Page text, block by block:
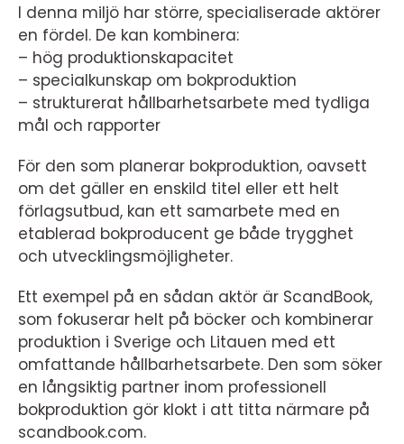
I denna miljö har större, specialiserade aktörer
en fördel. De kan kombinera:
– hög produktionskapacitet
– specialkunskap om bokproduktion
– strukturerat hållbarhetsarbete med tydliga
mål och rapporter
För den som planerar bokproduktion, oavsett
om det gäller en enskild titel eller ett helt
förlagsutbud, kan ett samarbete med en
etablerad bokproducent ge både trygghet
och utvecklingsmöjligheter.
Ett exempel på en sådan aktör är ScandBook,
som fokuserar helt på böcker och kombinerar
produktion i Sverige och Litauen med ett
omfattande hållbarhetsarbete. Den som söker
en långsiktig partner inom professionell
bokproduktion gör klokt i att titta närmare på
scandbook.com.